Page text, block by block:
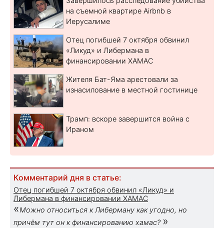
на съемной квартире Airbnb в
Иерусалиме
Отец погибшей 7 октября обвинил
«Ликуд» и Либермана в
финансировании ХАМАС
Жителя Бат-Яма арестовали за
изнасилование в местной гостинице
Трамп: вскоре завершится война с
Ираном
Комментарий дня в статье:
Отец погибшей 7 октября обвинил «Ликуд» и
Либермана в финансировании ХАМАС
«Можно относиться к Либерману как угодно, но
причём тут он к финансированию хамас? »